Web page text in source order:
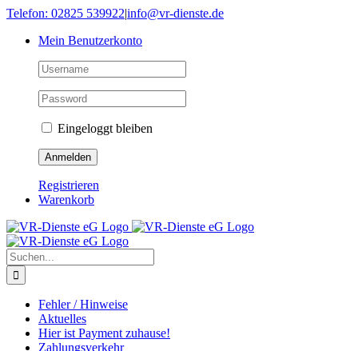
Skip
content
Telefon: 02825 539922|info@vr-dienste.de
Mein Benutzerkonto
Eingeloggt bleiben
Registrieren
Warenkorb
Suche
nach:
Fehler / Hinweise
Aktuelles
Hier ist Payment zuhause!
Zahlungsverkehr